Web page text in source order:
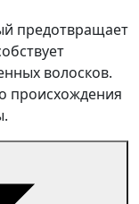
предотвращает
волосков.
происхождения